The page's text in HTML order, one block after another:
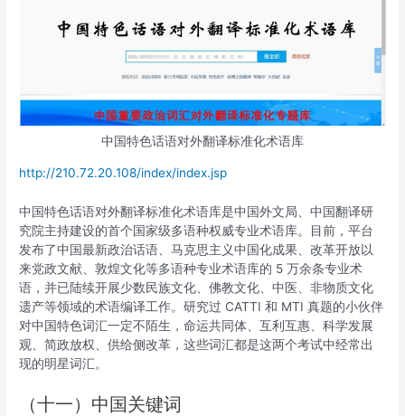
中国特色话语对外翻译标准化术语库
http://210.72.20.108/index/index.jsp
中国特色话语对外翻译标准化术语库是中国外文局、中国翻译研
究院主持建设的首个国家级多语种权威专业术语库。目前，平台
发布了中国最新政治话语、马克思主义中国化成果、改革开放以
来党政文献、敦煌文化等多语种专业术语库的 5 万余条专业术
语，并已陆续开展少数民族文化、佛教文化、中医、非物质文化
遗产等领域的术语编译工作。研究过 CATTI 和 MTI 真题的小伙伴
对中国特色词汇一定不陌生，命运共同体、互利互惠、科学发展
观、简政放权、供给侧改革，这些词汇都是这两个考试中经常出
现的明星词汇。
（十一）中国关键词